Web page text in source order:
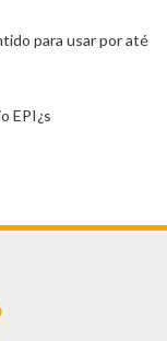
para usar por até
EPI¿s